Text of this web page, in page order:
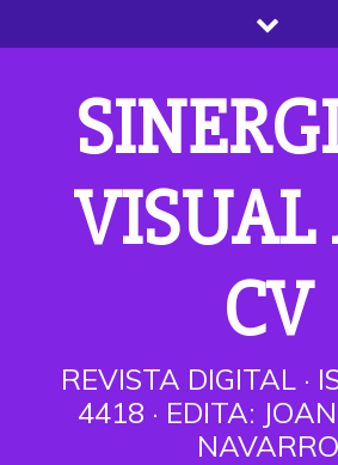
al
VISUAL
CV
REVISTA DIGITAL ·
4418 · EDITA:
NAVARRO